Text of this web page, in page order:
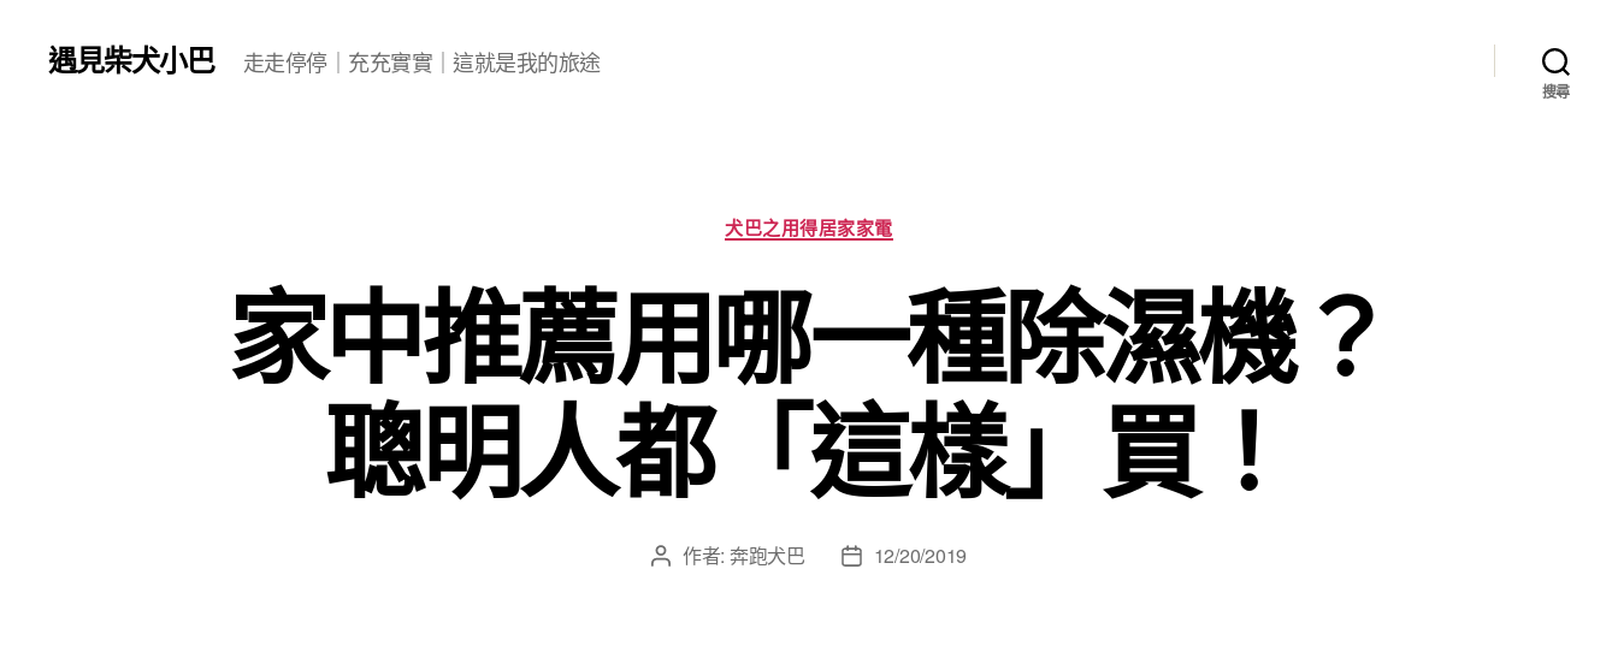
遇見柴犬小巴 走走停停｜充充實實｜這就是我的旅途
搜尋
分
類
犬巴之用得居家家電
家中推薦用哪一種除濕機？
聰明人都「這樣」買！
文 作者: 奔跑犬巴
文 12/20/2019